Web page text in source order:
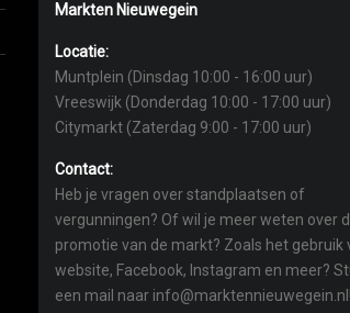
Markten Nieuwegein
Locatie:
Muntplein (Dinsdag 10:00 - 16:00 uur)
Vreeswijk (Donderdag 10:00 - 17:00 uur)
Citymarkt (Zaterdag 9:00 - 17:00 uur)
Contact:
Heb je vragen over standplaatsen of
vergunningen? Of wil je meer weten over
promotie van de markt? Zoals het gebruik
website, Facebook, Instagram en meer?
een mail naar info@marktennieuwegein.nl!